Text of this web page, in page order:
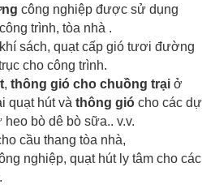
công nghiệp được sử dụng
trình, tòa nhà .
sách, quạt cấp gió tươi đường
cho công trình.
, thông gió cho chuồng trại ở
quạt hút và thông gió cho các dự
heo bò dê bò sữa.. v.v.
cầu thang tòa nhà,
nghiệp, quạt hút ly tâm cho các